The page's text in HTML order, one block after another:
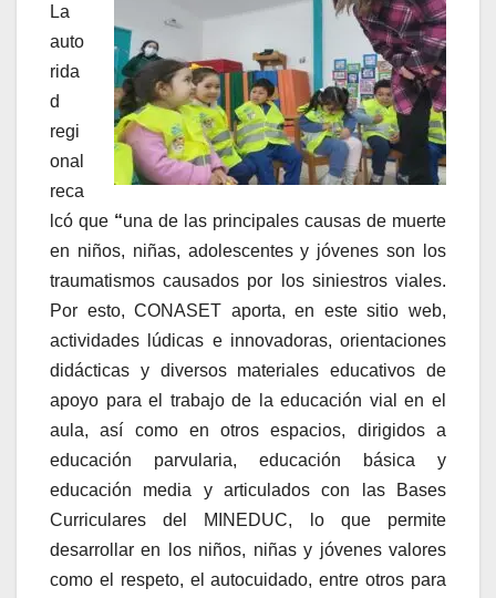
La
auto
rida
d
regi
onal
reca
lcó que “una de las principales causas de muerte
en niños, niñas, adolescentes y jóvenes son los
traumatismos causados por los siniestros viales.
Por esto, CONASET aporta, en este sitio web,
actividades lúdicas e innovadoras, orientaciones
didácticas y diversos materiales educativos de
apoyo para el trabajo de la educación vial en el
aula, así como en otros espacios, dirigidos a
educación parvularia, educación básica y
educación media y articulados con las Bases
Curriculares del MINEDUC, lo que permite
desarrollar en los niños, niñas y jóvenes valores
como el respeto, el autocuidado, entre otros para